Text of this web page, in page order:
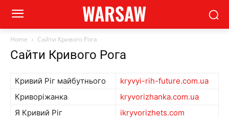
WARSAW
Home Сайти Кривого Рога
Сайти Кривого Рога
Кривий Ріг майбутнього
kryvyi-rih-future.com.ua
Криворіжанка
kryvorizhanka.com.ua
Я Кривий Ріг
ikryvorizhets.com